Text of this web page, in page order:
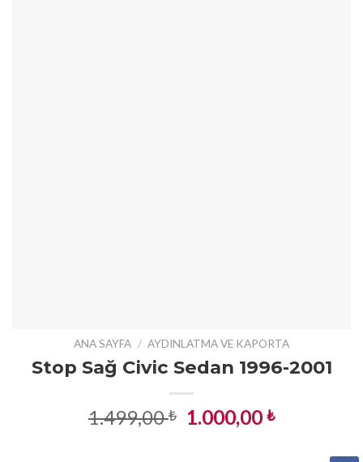
ANA SAYFA / AYDINLATMA VE KAPORTA
Stop Sağ Civic Sedan 1996-2001
1.499,00₺
Orijinal
1.000,00₺Şu